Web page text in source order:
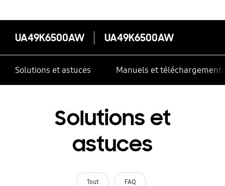
UA49K6500AW UA49K6500AW
Solutions et astuces Manuels et téléchargements
Solutions et
astuces
Tout FAQ